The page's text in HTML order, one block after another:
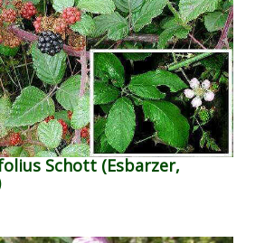
Schott (Esbarzer,